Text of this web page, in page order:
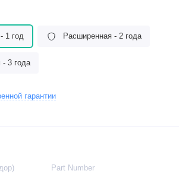
1 год Расширенная - 2 года
- 3 года
гарантии
Part Number